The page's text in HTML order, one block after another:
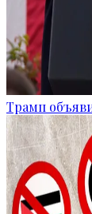
Трамп